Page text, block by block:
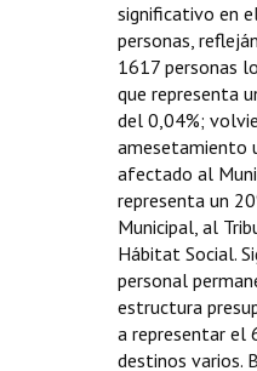
significativo en
personas,
1617 personas
que representa
del 0,04%;
amesetamiento
afectado al
representa un
Municipal, al
Hábitat Social.
personal
estructura
a representar el
destinos varios.